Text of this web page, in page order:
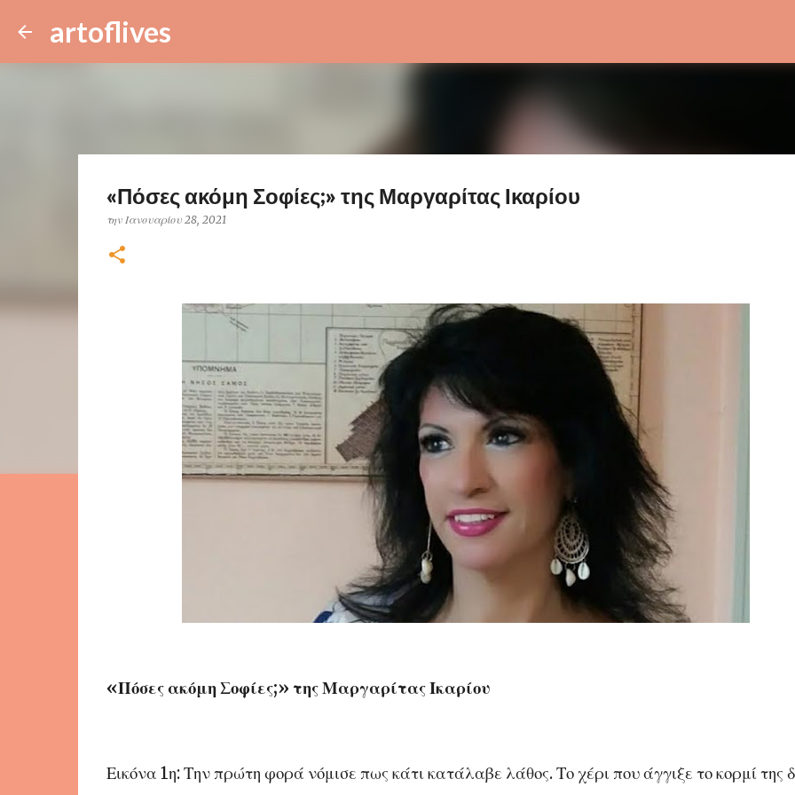
artoflives
«Πόσες ακόμη Σοφίες;» της Μαργαρίτας Ικαρίου
την Ιανουαρίου 28, 2021
«Πόσες ακόμη Σοφίες;» της Μαργαρίτας Ικαρίου
Εικόνα 1η: Την πρώτη φορά νόμισε πως κάτι κατάλαβε λάθος. Το χέρι που άγγιξε το κορμί της